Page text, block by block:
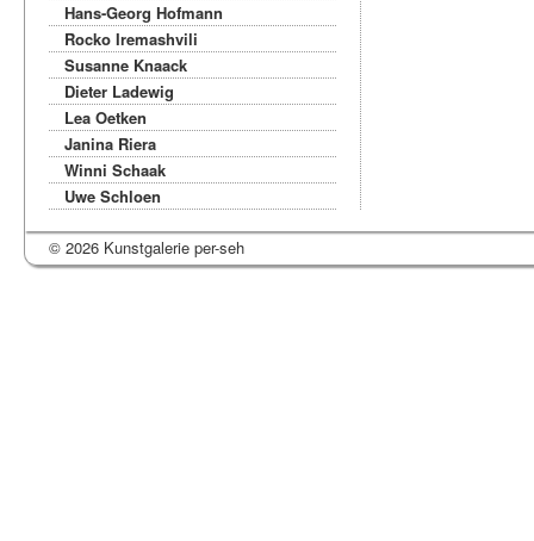
Hans-Georg Hofmann
Rocko Iremashvili
Susanne Knaack
Dieter Ladewig
Lea Oetken
Janina Riera
Winni Schaak
Uwe Schloen
© 2026 Kunstgalerie per-seh